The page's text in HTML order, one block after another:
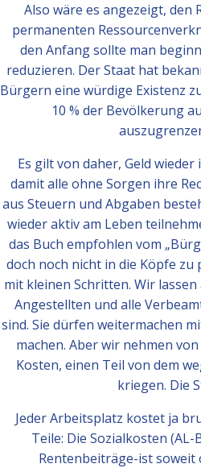
Also wäre es angezeigt, den
permanenten
den Anfang sollte man
reduzieren. Der Staat hat
Bürgern eine würdige Existenz
10 % der Bevölkerung
Es gilt von daher, Geld
damit alle ohne Sorgen ihre
aus Steuern und Abgaben
wieder aktiv am Leben
das Buch empfohlen vom
doch noch nicht in die Köpfe zu
mit kleinen Schritten. Wir
Angestellten und alle
sind. Sie dürfen weitermachen
machen. Aber wir nehmen
Kosten, einen Teil von dem
kriegen. Die
Jeder Arbeitsplatz kostet ja
Teile: Die Sozialkosten
Rentenbeiträge-ist soweit